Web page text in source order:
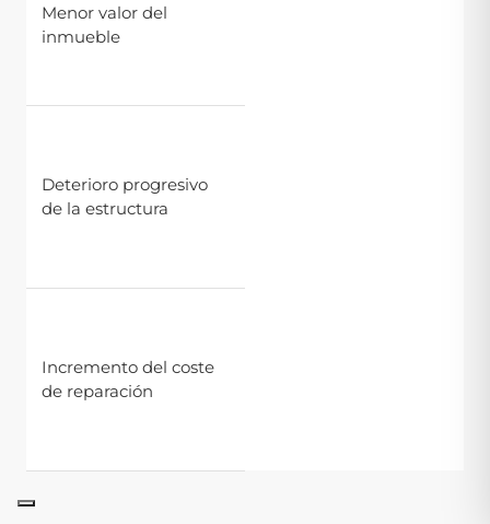
Menor valor del
inmueble
Deterioro progresivo
de la estructura
Incremento del coste
de reparación